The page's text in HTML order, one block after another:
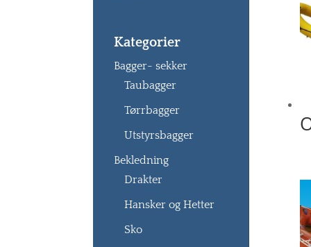
Kategorier
Bagger- sekker
Taubagger
Tørrbagger
Utstyrsbagger
Bekledning
Drakter
Hansker og Hetter
Sko